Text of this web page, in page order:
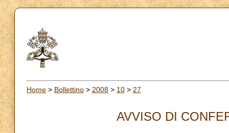
Home > Bollettino > 2008 > 10 > 27
AVVISO DI